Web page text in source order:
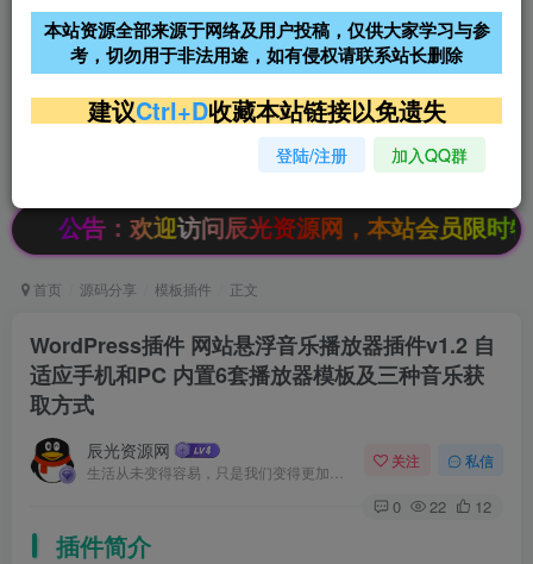
阿里云2核2G200M服务器68元/
年
雨云高防免备案服务器
超低价文字广告位招租 超低价文字广告位招租
超低价文字广告位招租
告：欢迎访问辰光资源网，本站会员限时特惠，
首页 源码分享 模板插件 正文
WordPress插件 网站悬浮音乐播放器插件v1.2 自
适应手机和PC 内置6套播放器模板及三种音乐获
取方式
辰光资源网 关注 私信
0 22 12
插件简介
本站资源全部来源于网络及用户投稿，仅供大家学习与参
考，切勿用于非法用途，如有侵权请联系站长删除
建议Ctrl+D收藏本站链接以免遗失
登陆/注册 加入QQ群